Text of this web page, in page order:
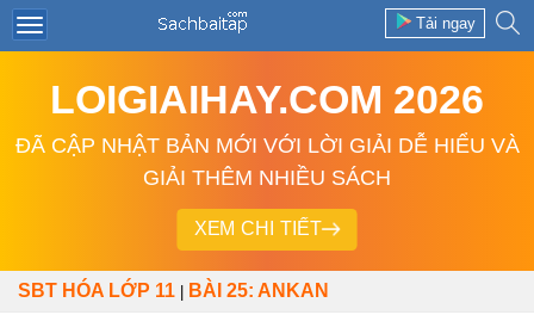
Tải ngay
LOIGIAIHAY.COM 2026
ĐÃ CẬP NHẬT BẢN MỚI VỚI LỜI GIẢI DỄ HIỂU VÀ
GIẢI THÊM NHIỀU SÁCH
XEM CHI TIẾT
SBT HÓA LỚP 11 BÀI 25: ANKAN